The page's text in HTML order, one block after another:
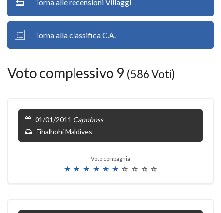
Torna alle recensioni Villaggi
Torna alla classifica C.A.
Voto complessivo 9 (586 Voti)
01/01/2011 Capoboss
Fihalhohi Maldives
Voto compagnia